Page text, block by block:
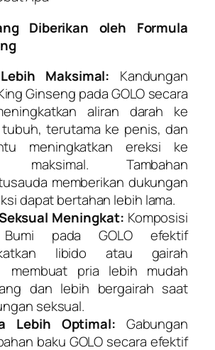
Diberikan oleh Formula
Maksimal: Kandungan
Ginseng pada GOLO secara
aliran darah ke
terutama ke penis, dan
meningkatkan ereksi ke
maksimal. Tambahan
memberikan dukungan
dapat bertahan lebih lama.
Meningkat: Komposisi
pada GOLO efektif
libido atau gairah
membuat pria lebih mudah
dan lebih bergairah saat
seksual.
Lebih Optimal: Gabungan
baku GOLO secara efektif